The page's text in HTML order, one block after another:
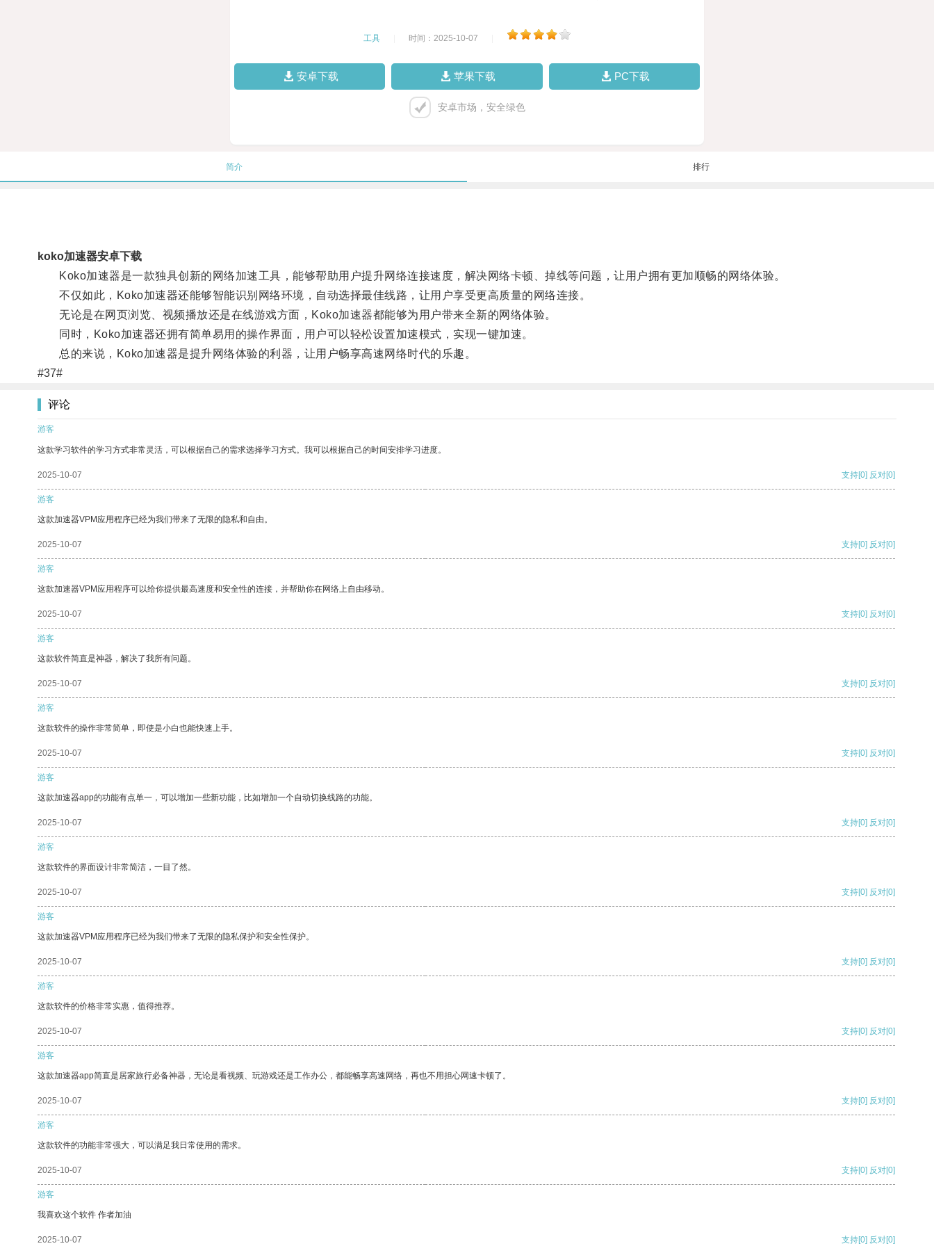
工具 时间：2025-10-07
安卓下载 苹果下载 PC下载
安卓市场，安全绿色
简介 排行
koko加速器安卓下载
Koko加速器是一款独具创新的网络加速工具，能够帮助用户提升网络连接速度，解决网络卡顿、掉线等问题，让用户拥有更加顺畅的网络体验。
不仅如此，Koko加速器还能够智能识别网络环境，自动选择最佳线路，让用户享受更高质量的网络连接。
无论是在网页浏览、视频播放还是在线游戏方面，Koko加速器都能够为用户带来全新的网络体验。
同时，Koko加速器还拥有简单易用的操作界面，用户可以轻松设置加速模式，实现一键加速。
总的来说，Koko加速器是提升网络体验的利器，让用户畅享高速网络时代的乐趣。
#37#
评论
游客
这款学习软件的学习方式非常灵活，可以根据自己的需求选择学习方式。我可以根据自己的时间安排学习进度。
2025-10-07 支持[0] 反对[0]
游客
这款加速器VPM应用程序已经为我们带来了无限的隐私和自由。
2025-10-07 支持[0] 反对[0]
游客
这款加速器VPM应用程序可以给你提供最高速度和安全性的连接，并帮助你在网络上自由移动。
2025-10-07 支持[0] 反对[0]
游客
这款软件简直是神器，解决了我所有问题。
2025-10-07 支持[0] 反对[0]
游客
这款软件的操作非常简单，即使是小白也能快速上手。
2025-10-07 支持[0] 反对[0]
游客
这款加速器app的功能有点单一，可以增加一些新功能，比如增加一个自动切换线路的功能。
2025-10-07 支持[0] 反对[0]
游客
这款软件的界面设计非常简洁，一目了然。
2025-10-07 支持[0] 反对[0]
游客
这款加速器VPM应用程序已经为我们带来了无限的隐私保护和安全性保护。
2025-10-07 支持[0] 反对[0]
游客
这款软件的价格非常实惠，值得推荐。
2025-10-07 支持[0] 反对[0]
游客
这款加速器app简直是居家旅行必备神器，无论是看视频、玩游戏还是工作办公，都能畅享高速网络，再也不用担心网速卡顿了。
2025-10-07 支持[0] 反对[0]
游客
这款软件的功能非常强大，可以满足我日常使用的需求。
2025-10-07 支持[0] 反对[0]
游客
我喜欢这个软件 作者加油
2025-10-07 支持[0] 反对[0]